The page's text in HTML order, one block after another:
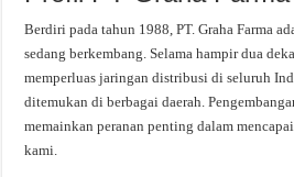
Berdiri pada tahun 1988, PT. Graha Farma
sedang berkembang. Selama hampir dua
memperluas jaringan distribusi di seluruh
ditemukan di berbagai daerah.
memainkan peranan penting dalam
kami.